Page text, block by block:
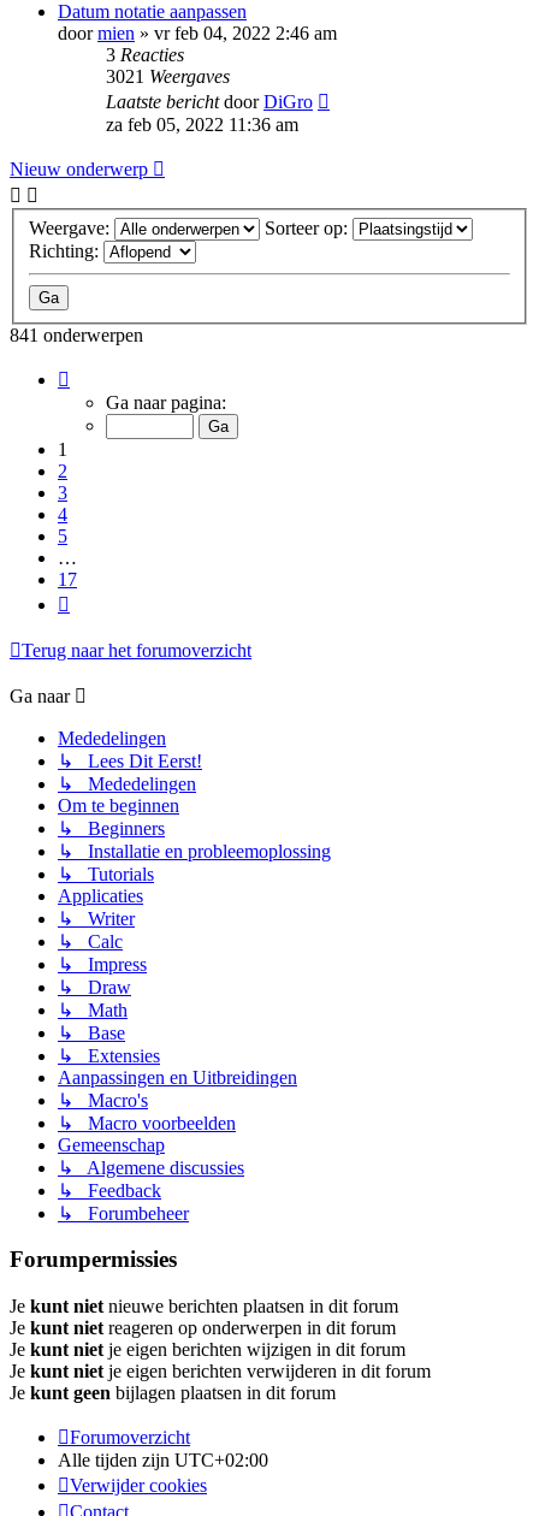
Datum notatie aanpassen
doormien » vr feb 04, 2022 2:46 am
3 Reacties
3021 Weergaves
Laatste berichtdoorDiGro
za feb 05, 2022 11:36 am
Nieuw onderwerp
Weergave:
Sorteer op:
Richting:
841 onderwerpen
van
Ga naar pagina:
1
2
3
4
5
…
17
Terug naar het forumoverzicht
Ga naar
Mededelingen
↳ Lees Dit Eerst!
↳ Mededelingen
Om te beginnen
↳ Beginners
↳ Installatie en probleemoplossing
↳ Tutorials
Applicaties
↳ Writer
↳ Calc
↳ Impress
↳ Draw
↳ Math
↳ Base
↳ Extensies
Aanpassingen en Uitbreidingen
↳ Macro's
↳ Macro voorbeelden
Gemeenschap
↳ Algemene discussies
↳ Feedback
↳ Forumbeheer
Forumpermissies
Je kunt niet nieuwe berichten plaatsen in dit forum
Je kunt niet reageren op onderwerpen in dit forum
Je kunt niet je eigen berichten wijzigen in dit forum
Je kunt niet je eigen berichten verwijderen in dit forum
Je kunt geen bijlagen plaatsen in dit forum
Forumoverzicht
Alle tijden zijn UTC+02:00
Verwijder cookies
Contact